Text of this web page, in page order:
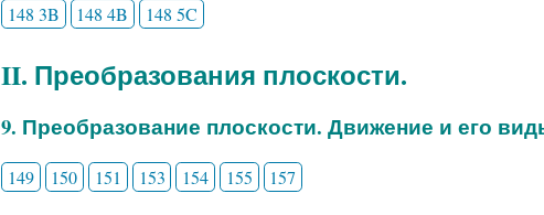
148 3B 148 4B 148 5C
II. Преобразования плоскости.
9. Преобразование плоскости. Движение и его
149 150 151 153 154 155 157